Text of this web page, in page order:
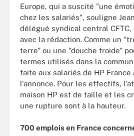
Europe, qui a suscité "une
chez les salariés", souligne
délégué syndical central
avec la rédaction. Comme un
terre" ou une "douche froide"
termes utilisés dans la
faite aux salariés de HP France
l'annonce. Pour les effectifs,
maison HP est de taille et les
une rupture sont à la hauteur.
700 emplois en France